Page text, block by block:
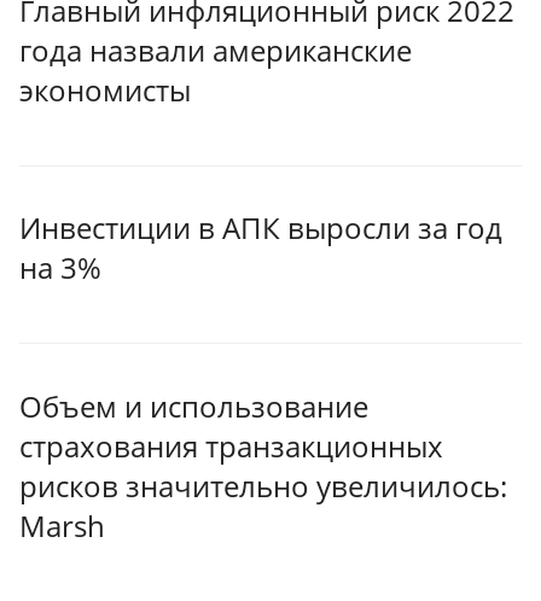
Главный инфляционный риск 2022
года назвали американские
экономисты
Инвестиции в АПК выросли за год
на 3%
Объем и использование
страхования транзакционных
рисков значительно увеличилось:
Marsh